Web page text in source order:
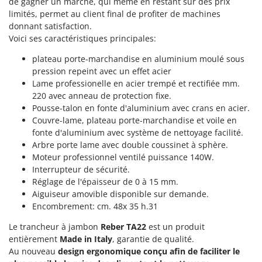
Machines pour la transformation des fruits
Machines sous vide
Motobineuses
Motoculteurs
Motofaucheuses
Motopompes pour irrigation
Moulins à céréales électriques
Moulins à farine
Nettoyeurs et Balais à vapeur
Nettoyeurs haute pression
Nettoyeurs tapis, moquettes et tapisseries
P
Peignes vibreurs et Secoueurs à olives
Pelles rétros pour tracteur
Famur
FARMER
FBC
Ferrari Group
Ferroni
Ferrua
FIAC
FIEM
Fimar
FINI
Fiorentini
Fiskars
Fontana Forni
Forest Master
limités, permet au client final de profiter de machines
donnant satisfaction.
Voici ses caractéristiques principales:
plateau porte-marchandise en aluminium moulé sous
pression repeint avec un effet acier
Lame professionelle en acier trempé et rectifiée mm.
220 avec anneau de protection fixe.
Pousse-talon en fonte d'aluminium avec crans en acier.
Couvre-lame, plateau porte-marchandise et voile en
fonte d'aluminium avec système de nettoyage facilité.
Arbre porte lame avec double coussinet à sphère.
Moteur professionnel ventilé puissance 140W.
Interrupteur de sécurité.
Réglage de l'épaisseur de 0 à 15 mm.
Aiguiseur amovible disponible sur demande.
Encombrement: cm. 48x 35 h.31
Le trancheur à jambon Reber TA22 est un produit
entièrement Made in Italy, garantie de qualité.
Au nouveau design ergonomique conçu afin de faciliter le